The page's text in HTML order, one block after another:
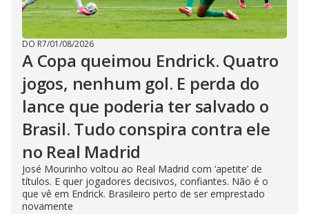
DO R7/01/08/2026
A Copa queimou Endrick. Quatro
jogos, nenhum gol. E perda do
lance que poderia ter salvado o
Brasil. Tudo conspira contra ele
no Real Madrid
José Mourinho voltou ao Real Madrid com ‘apetite’ de
títulos. E quer jogadores decisivos, confiantes. Não é o
que vê em Endrick. Brasileiro perto de ser emprestado
novamente